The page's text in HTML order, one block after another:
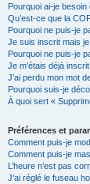
Pourquoi ai-je besoin
Qu’est-ce que la
Pourquoi ne puis-je
Je suis inscrit mais
Pourquoi ne puis-je
Je m’étais déjà
J’ai perdu mon mot
Pourquoi suis-je
À quoi sert «
Préférences et
Comment puis-je
Comment puis-je
L’heure n’est pas
J’ai réglé le fuseau